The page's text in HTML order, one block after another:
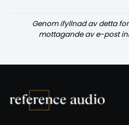
Genom ifyllnad av detta
mottagande av e-post